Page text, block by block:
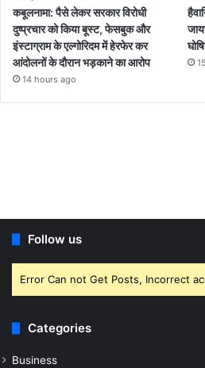
कबूलनामा: पैसे लेकर सरकार विरोधी
दुष्प्रचार को किया बूस्ट, फेसबुक और
इंस्टाग्राम के एल्गोरिदम में हेरफेर कर
आंदोलनों के दौरान भड़काने का आरोप
14 hours ago
Follow us
Error Can not Get Posts, Incorrect
Categories
Business